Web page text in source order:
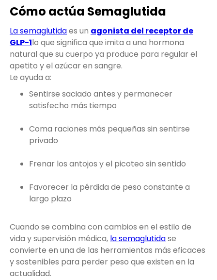
Cómo actúa Semaglutida
La semaglutidaes un agonista del receptor de
GLP-1lo que significa que imita a una hormona
natural que su cuerpo ya produce para regular el
apetito y el azúcar en sangre.
Le ayuda a:
Sentirse saciado antes y permanecer
satisfecho más tiempo
Coma raciones más pequeñas sin sentirse
privado
Frenar los antojos y el picoteo sin sentido
Favorecer la pérdida de peso constante a
largo plazo
Cuando se combina con cambios en el estilo de
vida y supervisión médica, la semaglutidase
convierte en una de las herramientas más eficaces
y sostenibles para perder peso que existen en la
actualidad.